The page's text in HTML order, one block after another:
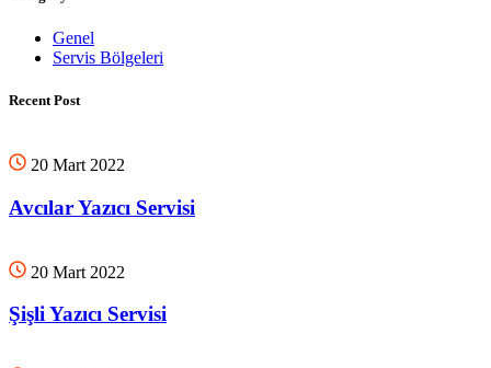
Genel
Servis Bölgeleri
Recent Post
20 Mart 2022
Avcılar Yazıcı Servisi
20 Mart 2022
Şişli Yazıcı Servisi